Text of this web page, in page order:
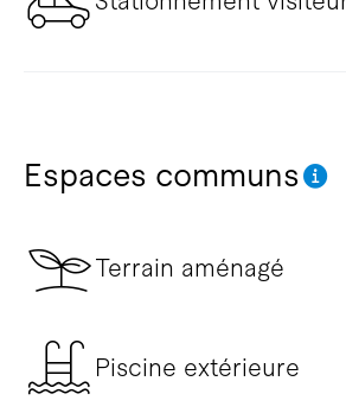
Espaces communs
Terrain aménagé
Piscine extérieure